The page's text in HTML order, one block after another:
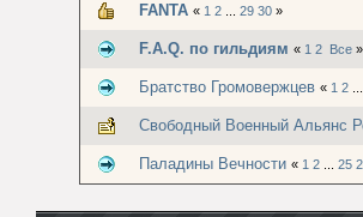
FANTA « 1 2 ... 29 30 »
F.A.Q. по гильдиям « 1 2 Все »
Братство Громовержцев « 1 2 ...
Свободный Военный Альянс
Паладины Вечности « 1 2 ... 25